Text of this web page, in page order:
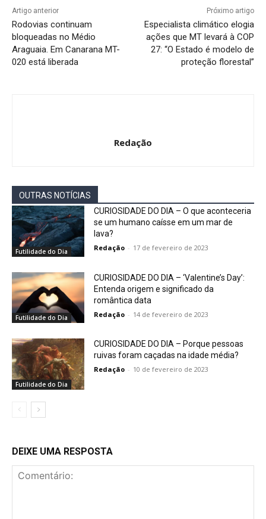
Artigo anterior
Rodovias continuam
bloqueadas no Médio
Araguaia. Em Canarana MT-
020 está liberada
Próximo artigo
Especialista climático elogia
ações que MT levará à COP
27: “O Estado é modelo de
proteção florestal”
Redação
OUTRAS NOTÍCIAS
Futilidade do Dia
CURIOSIDADE DO DIA – O que aconteceria
se um humano caísse em um mar de
lava?
Redação - 17 de fevereiro de 2023
Futilidade do Dia
CURIOSIDADE DO DIA – ‘Valentine’s Day’:
Entenda origem e significado da
romântica data
Redação - 14 de fevereiro de 2023
Futilidade do Dia
CURIOSIDADE DO DIA – Porque pessoas
ruivas foram caçadas na idade média?
Redação - 10 de fevereiro de 2023
DEIXE UMA RESPOSTA